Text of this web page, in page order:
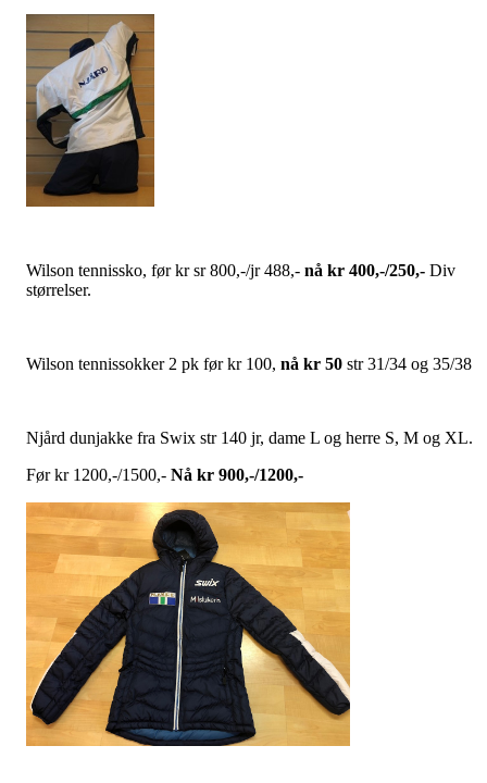
Wilson tennissko, før kr sr 800,-/jr 488,- nå kr 400,-/250,- Div
størrelser.
Wilson tennissokker 2 pk før kr 100, nå kr 50 str 31/34 og 35/38
Njård dunjakke fra Swix str 140 jr, dame L og herre S, M og XL.
Før kr 1200,-/1500,- Nå kr 900,-/1200,-